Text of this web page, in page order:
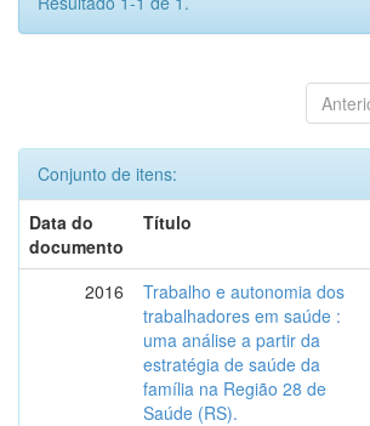
Conjunto de itens:
Data do
documento
Título
2016
Trabalho e autonomia dos
trabalhadores em saúde :
uma análise a partir da
estratégia de saúde da
família na Região 28 de
Saúde (RS).